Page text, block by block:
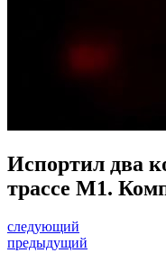
Испортил два
трассе М1.
следующий
предыдущий